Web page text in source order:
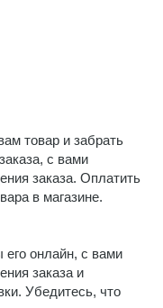
товар и забрать
с вами
заказа. Оплатить
в магазине.
онлайн, с вами
заказа и
Убедитесь, что